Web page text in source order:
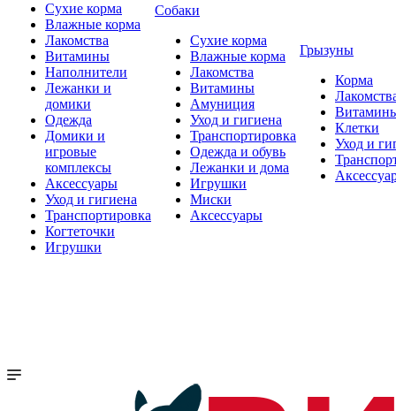
Сухие корма
Влажные корма
Лакомства
Витамины
Наполнители
Лежанки и
домики
Одежда
Домики и
игровые
комплексы
Аксессуары
Уход и гигиена
Транспортировка
Когтеточки
Игрушки
Собаки
Сухие корма
Влажные корма
Лакомства
Витамины
Амуниция
Уход и гигиена
Транспортировка
Одежда и обувь
Лежанки и дома
Игрушки
Миски
Аксессуары
Грызуны
Корма
Клетки
Уход и